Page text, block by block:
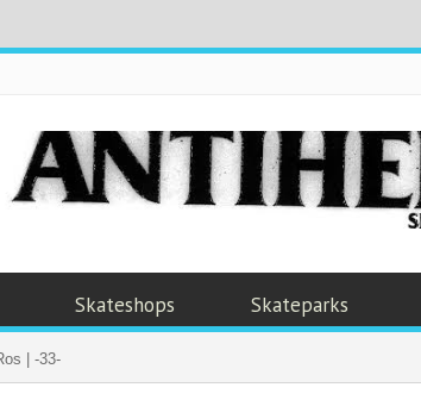
Skateshops Skateparks
| -33-